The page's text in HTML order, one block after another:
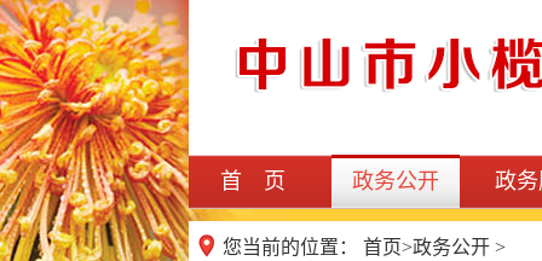
首 页 政务公开 政
您当前的位置： 首页>政务公开 >